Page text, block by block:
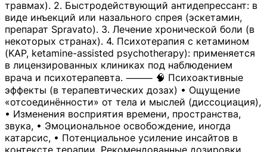
травмах). 2. Быстродействующий антидепрессант: в
виде инъекций или назального спрея (эскетамин,
препарат Spravato). 3. Лечение хронической боли (в
некоторых странах). 4. Психотерапия с кетамином
(KAP, ketamine-assisted psychotherapy): применяется
в лицензированных клиниках под наблюдением
врача и психотерапевта. ⸻ 🧠 Психоактивные
эффекты (в терапевтических дозах) • Ощущение
«отсоединённости» от тела и мыслей (диссоциация),
• Изменения восприятия времени, пространства,
звука, • Эмоциональное освобождение, иногда
катарсис, • Потенциальное усиление инсайтов в
контексте терапии. Рекомендованные дозировки